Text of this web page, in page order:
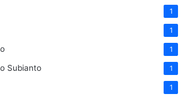
1
1
1
Subianto 1
1